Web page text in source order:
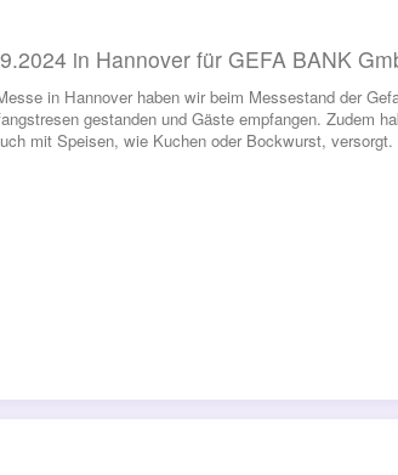
in Hannover für GEFA BANK
in Hannover haben wir beim Messestand der
gestanden und Gäste empfangen. Zudem
mit Speisen, wie Kuchen oder Bockwurst,